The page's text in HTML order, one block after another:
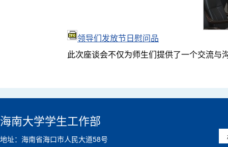
领导们发放节日慰问品
此次座谈会不仅为师生们提供了一个交流
海南大学学生工作部
地址：海南省海口市人民大道58号